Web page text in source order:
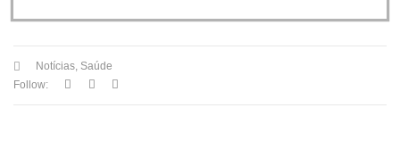
Notícias, Saúde
Follow: